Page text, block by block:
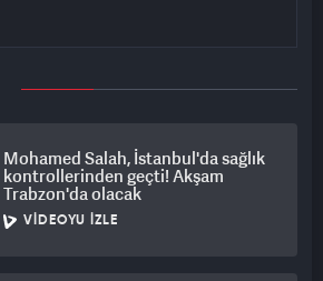
Mohamed Salah, İstanbul'da sağlık
kontrollerinden geçti! Akşam
Trabzon'da olacak
VIDEOYU İZLE